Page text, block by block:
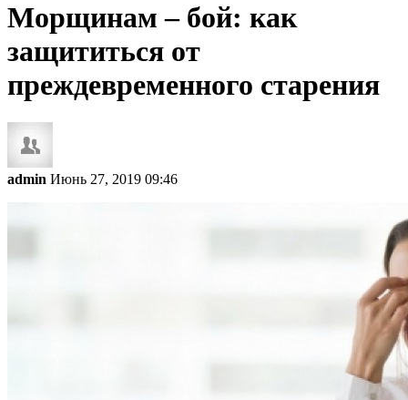
Морщинам – бой: как
защититься от
преждевременного старения
admin Июнь 27, 2019 09:46